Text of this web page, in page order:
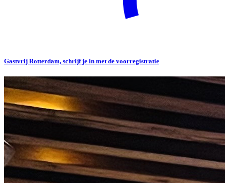
Gastvrij Rotterdam, schrijf je in met de voorregistratie